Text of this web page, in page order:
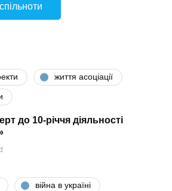
життя асоціації
до 10-річчя діяльності
війна в україні